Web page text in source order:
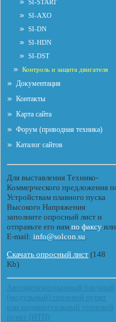
SI-START
SI-AXO
SI-DN
SI-HDN
SI-DST
Контроль и защита двигателя
Документация
Контакты
Карта сайта
Форум (приводная техника)
Каталог сайтов
Для выставления Технико-
Коммерческого предложения
Устройствам плавного пуска
Высокого Напряжения
заполните опросный лист и
отправьте его нам по факсу или
E-mail: info@solcon.su.
Скачать опросный лист (148
Kb)
Автоматизированный блочный
(модульный) тепловой пункт
или индивидуальный тепловой
пункт (ИТП)